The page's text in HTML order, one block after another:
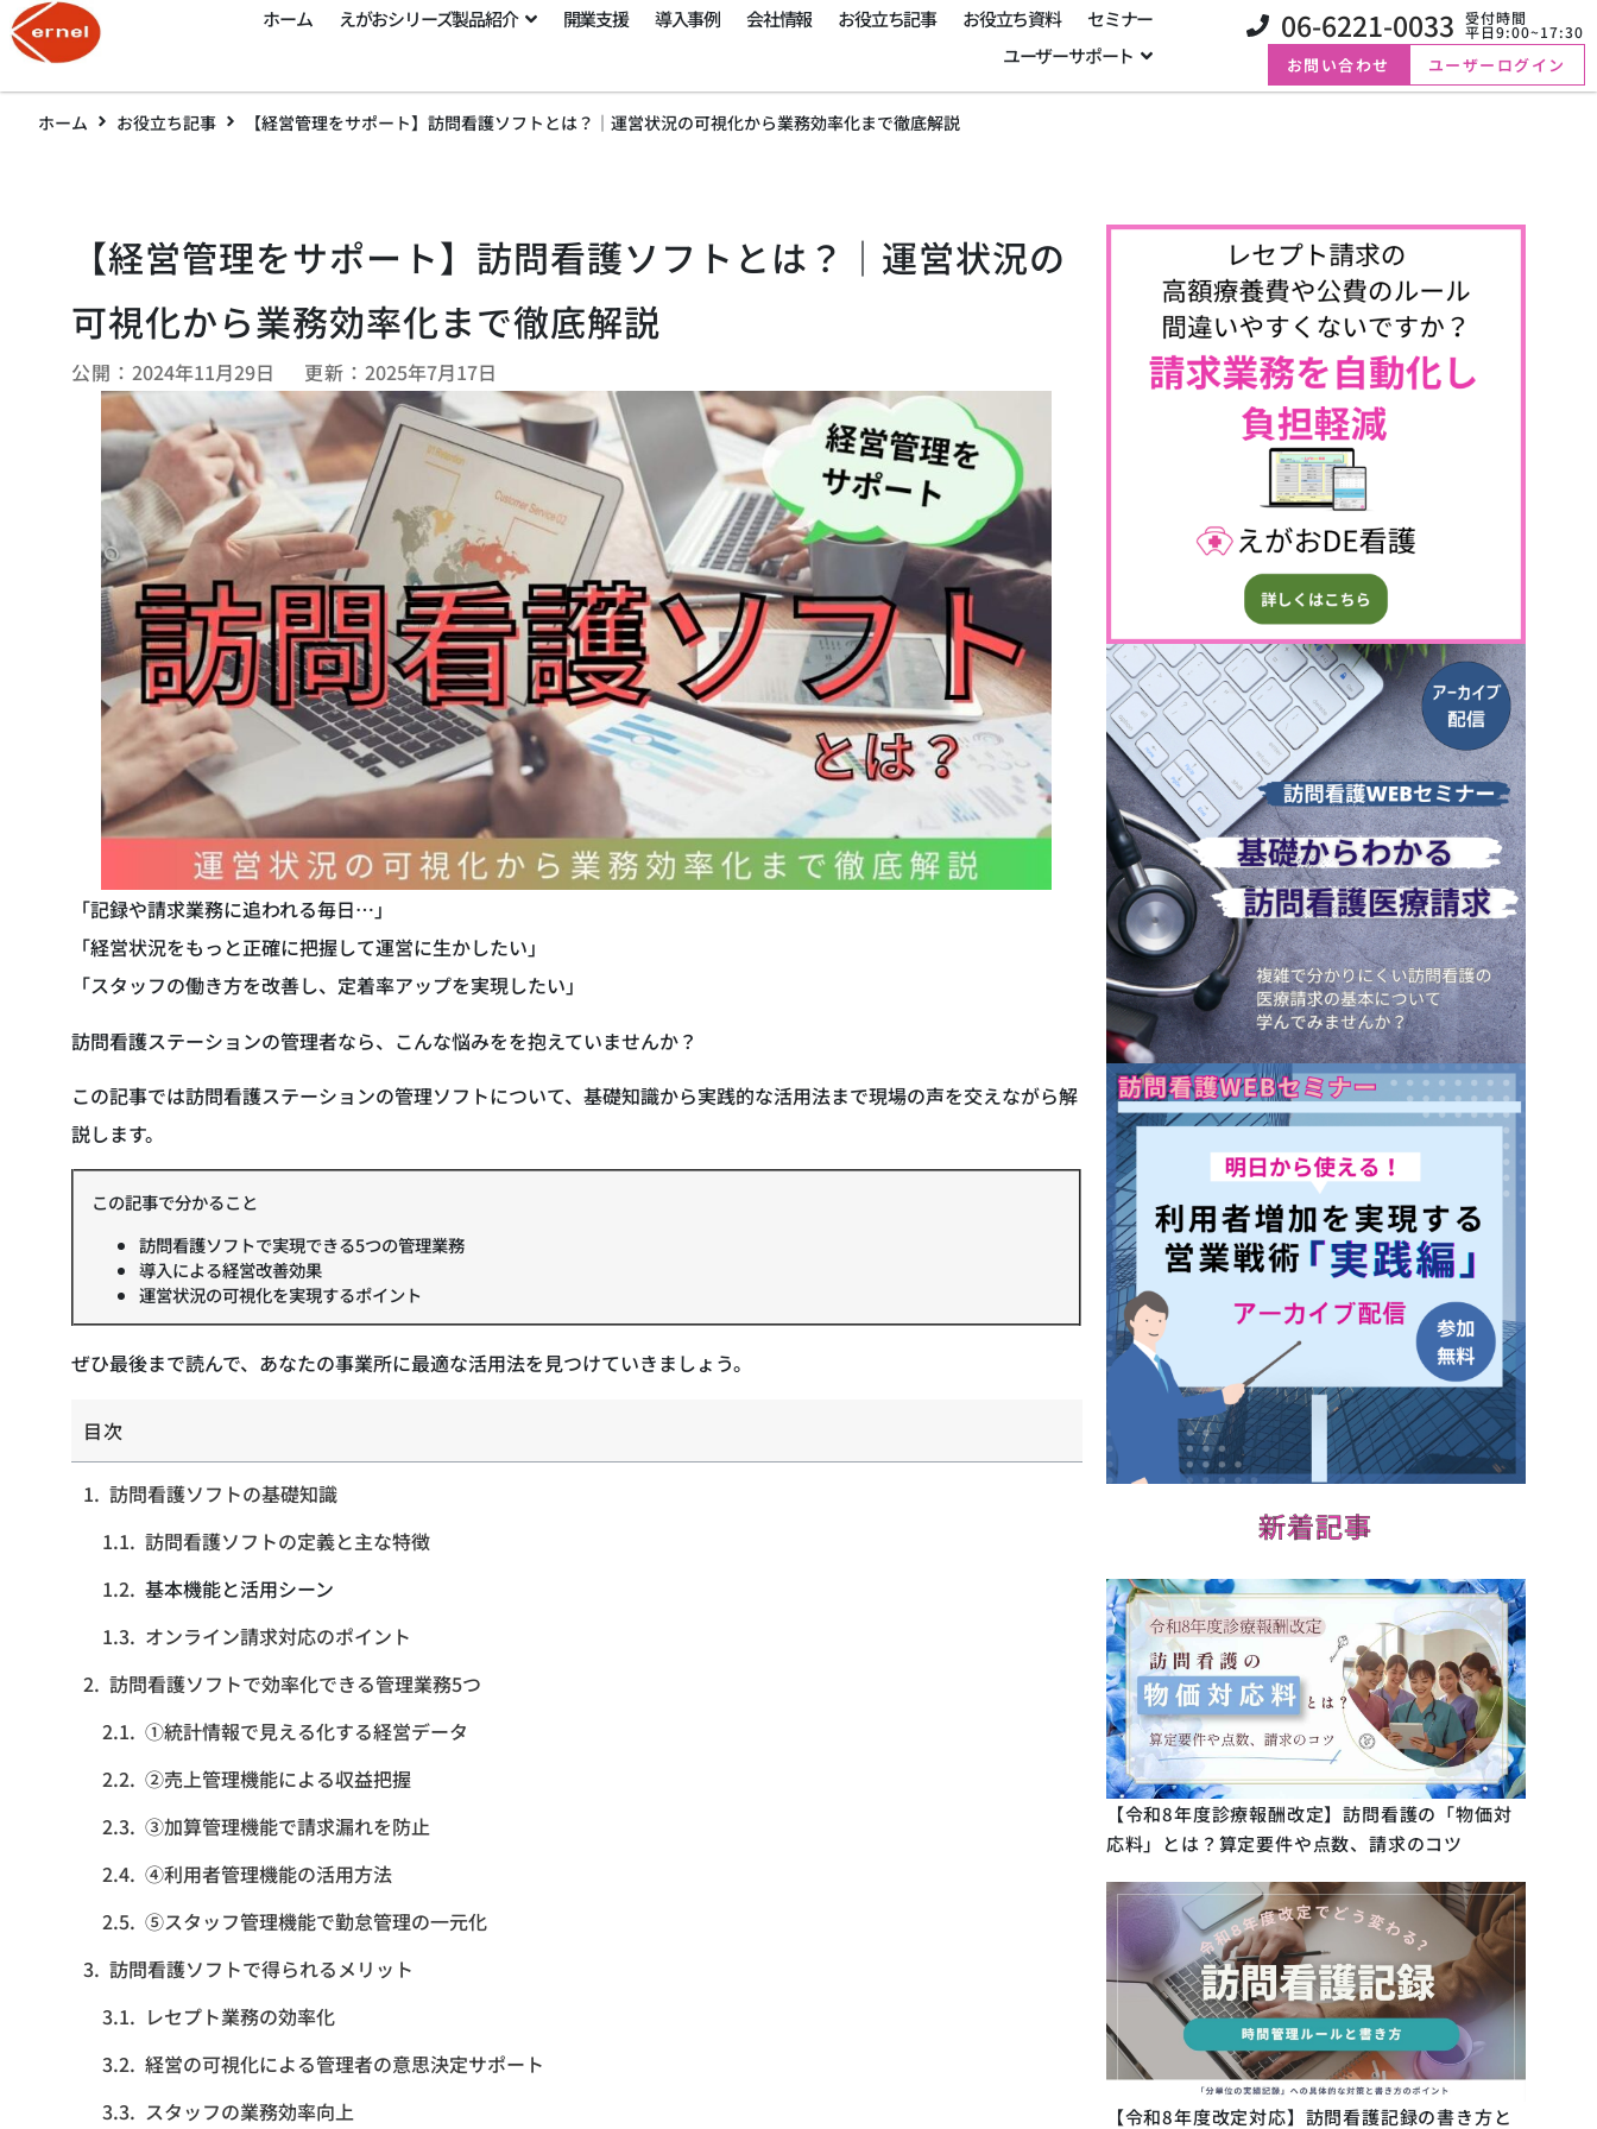
ホーム えがおシリーズ製品紹介 開業支援 導入事例 会社情報 お役立ち記事 お役立ち資料
セミナー
ユーザーサポート
06-6221-0033 受付時間
平日9:00~17:30
お問い合わせ ユーザーログイン
ホーム お役立ち記事 【経営管理をサポート】訪問看護ソフトとは？｜運営状況の可視化から業務効率化まで徹底解説
【経営管理をサポート】訪問看護ソフトとは？｜運営状況の
可視化から業務効率化まで徹底解説
公開： 2024年11月29日 更新： 2025年7月17日
「記録や請求業務に追われる毎日…」
「経営状況をもっと正確に把握して運営に生かしたい」
「スタッフの働き方を改善し、定着率アップを実現したい」
訪問看護ステーションの管理者なら、こんな悩みをを抱えていませんか？
この記事では訪問看護ステーションの管理ソフトについて、基礎知識から実践的な活用法まで現場の声を交えながら解
説します。
この記事で分かること
訪問看護ソフトで実現できる5つの管理業務
導入による経営改善効果
運営状況の可視化を実現するポイント
ぜひ最後まで読んで、あなたの事業所に最適な活用法を見つけていきましょう。
目次
訪問看護ソフトの基礎知識
訪問看護ソフトの定義と主な特徴
基本機能と活用シーン
オンライン請求対応のポイント
訪問看護ソフトで効率化できる管理業務5つ
①統計情報で見える化する経営データ
②売上管理機能による収益把握
③加算管理機能で請求漏れを防止
➃利用者管理機能の活用方法
⑤スタッフ管理機能で勤怠管理の一元化
訪問看護ソフトで得られるメリット
レセプト業務の効率化
経営の可視化による管理者の意思決定サポート
スタッフの業務効率向上
新着記事
【令和8年度診療報酬改定】訪問看護の「物価対
応料」とは？算定要件や点数、請求のコツ
【令和8年度改定対応】訪問看護記録の書き方と